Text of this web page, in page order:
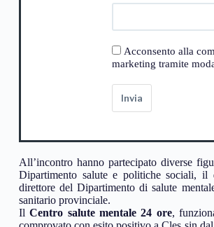
Acconsento alla
marketing tramite
Invia
All’incontro hanno partecipato diverse
Dipartimento salute e politiche sociali, il
direttore del Dipartimento di salute
sanitario provinciale.
IlCentro salute mentale 24 ore,